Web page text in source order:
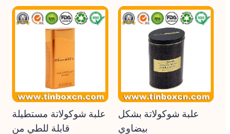
علبة شوكولاتة مستطيلة
قابلة للطي من
علبة شوكولاتة بشكل
بيضاوي